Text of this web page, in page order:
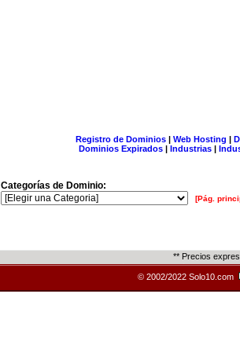
Registro de Dominios| Web Hosting |
Dominios Expirados | Industrias |
Categorías de Dominio:
[Pág.
** Precios
© 2002/2022 Solo10.com